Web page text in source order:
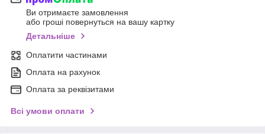
Ви отримаєте замовлення
або гроші повернуться на вашу картку
Детальніше
Оплатити частинами
Оплата на рахунок
Оплата за реквізитами
Всі умови оплати